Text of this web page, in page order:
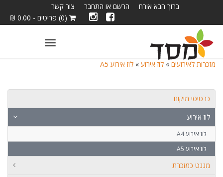
ברוך הבא אורח הרשם או התחבר
צור קשר
(0) פריטים - 0.00 ₪
Toggle
מזכרות לאירועים » לוז אירוע » לוז אירוע A5
כרטיסי מיקום
לוז אירוע
לוז אירוע A4
לוז אירוע A5
מגנט כמזכרת